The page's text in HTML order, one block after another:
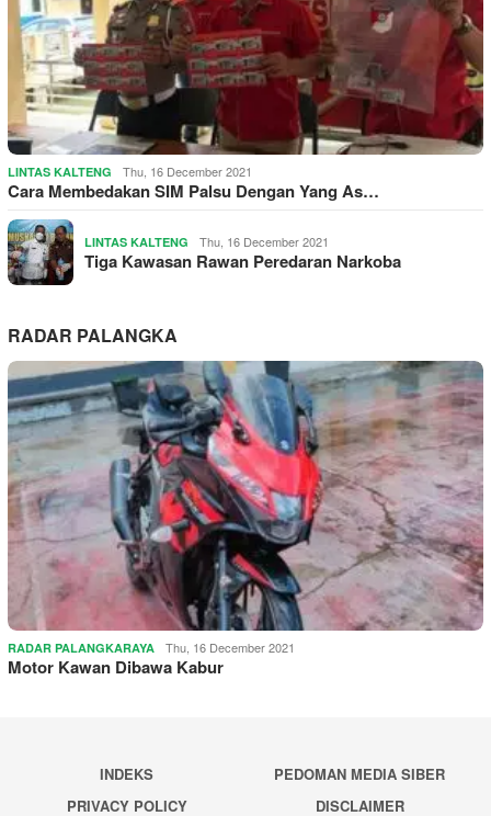
LINTAS KALTENG Thu, 16 December 2021
Cara Membedakan SIM Palsu Dengan Yang As…
LINTAS KALTENG Thu, 16 December 2021
Tiga Kawasan Rawan Peredaran Narkoba
RADAR PALANGKA
RADAR PALANGKARAYA Thu, 16 December 2021
Motor Kawan Dibawa Kabur
INDEKS
PEDOMAN MEDIA SIBER
PRIVACY POLICY
DISCLAIMER